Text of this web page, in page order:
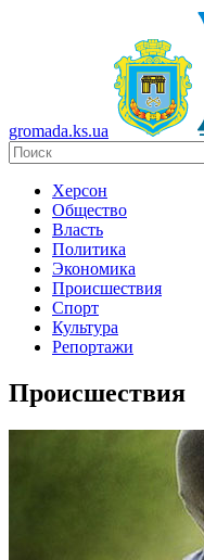
gromada.ks.ua
Херсон
Общество
Власть
Политика
Экономика
Происшествия
Спорт
Культура
Репортажи
Происшествия